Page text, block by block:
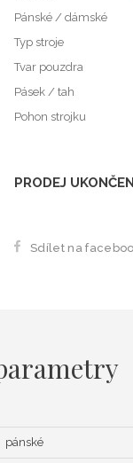
Pánské / dámské
Typ stroje
Tvar pouzdra
Pásek / tah
Pohon strojku
PRODEJ UKONČEN
Sdílet na
pánské